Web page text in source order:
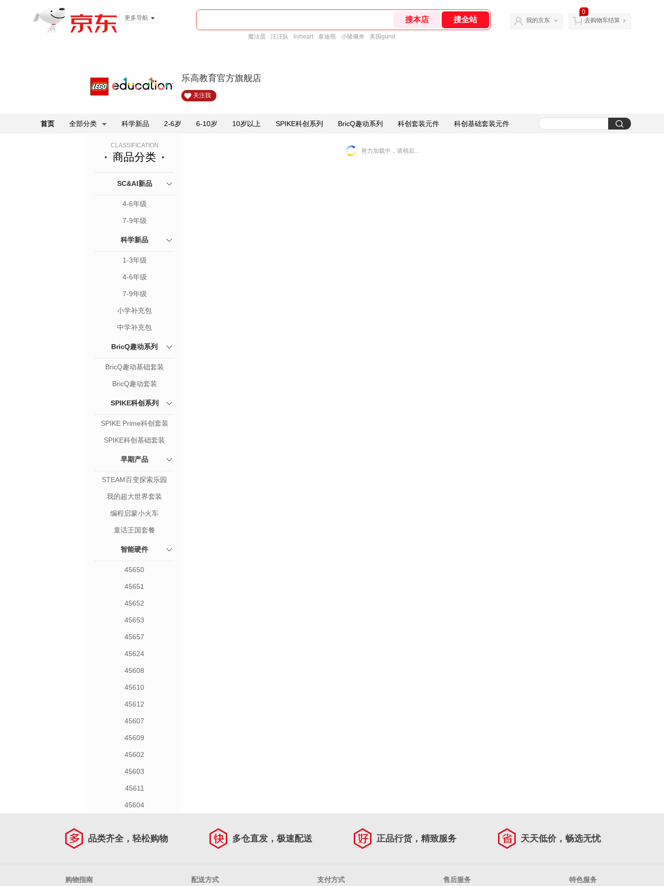
更多导航
魔法蛋 汪汪队 livheart 泰迪熊 小猪佩奇 美国gund
我的京东
0
去购物车结算
乐高教育官方旗舰店
关注我
首页 全部分类 科学新品 2-6岁 6-10岁 10岁以上 SPIKE科创系列 BricQ趣动系列 科创套装元件 科创基础套装元件
CLASSIFICATION
商品分类
SC&AI新品
4-6年级
7-9年级
科学新品
1-3年级
4-6年级
7-9年级
小学补充包
中学补充包
BricQ趣动系列
BricQ趣动基础套装
BricQ趣动套装
SPIKE科创系列
SPIKE Prime科创套装
SPIKE科创基础套装
早期产品
STEAM百变探索乐园
我的超大世界套装
编程启蒙小火车
童话王国套餐
智能硬件
45650
45651
45652
45653
45657
45624
45608
45610
45612
45607
45609
45602
45603
45611
45604
努力加载中，请稍后...
品类齐全，轻松购物 多仓直发，极速配送 正品行货，精致服务 天天低价，畅选无忧
购物指南 配送方式 支付方式 售后服务 特色服务